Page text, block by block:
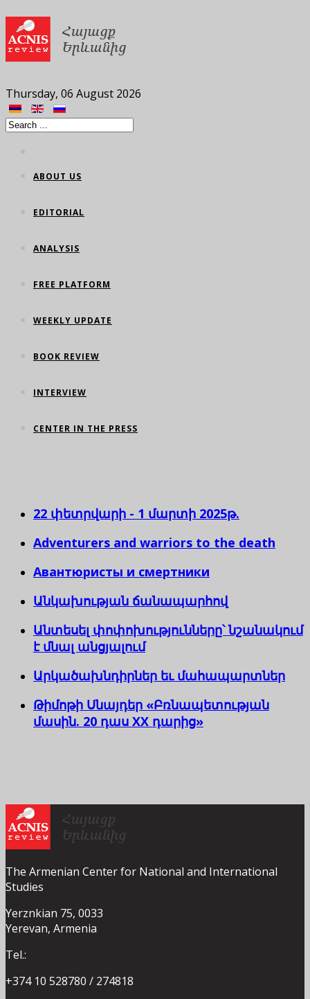
Thursday, 06 August 2026
ABOUT US
EDITORIAL
ANALYSIS
FREE PLATFORM
WEEKLY UPDATE
BOOK REVIEW
INTERVIEW
CENTER IN THE PRESS
22 փետրվարի - 1 մարտի 2025թ.
Adventurers and warriors to the death
Авантюристы и смертники
Անկախության ճանապարհով
Անտեսել փոփոխությունները՝ նշանակում
է մնալ անցյալում
Արկածախնդիրներ եւ մահապարտներ
Թիմոթի Սնայդեր «Բռնապետության
մասին. 20 դաս XX դարից»
The Armenian Center for National and International
Studies
Yerznkian 75, 0033
Yerevan, Armenia
Tel.:
+374 10 528780 / 274818